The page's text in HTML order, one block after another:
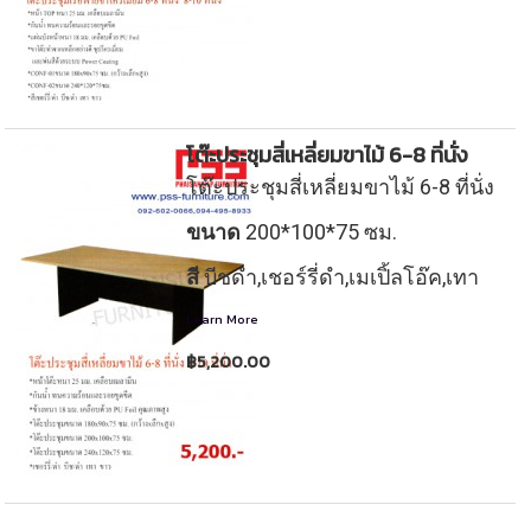
โต๊ะประชุมสี่เหลี่ยมขาไม้ 6-8 ที่นั่ง
โต๊ะประชุมสี่เหลี่ยมขาไม้ 6-8 ที่นั่ง
ขนาด 200*100*75 ซม.
สีบีชดำ,เชอร์รี่ดำ,เมเปิ้ลโอ๊ค,เทา
Learn More
฿5,200.00